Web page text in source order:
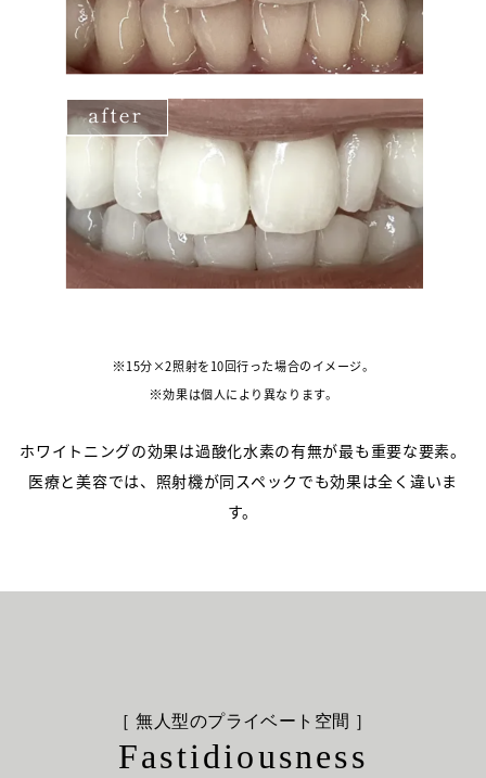
15分×2照射を10回行った場合のイメージ。
効果は個人により異なります。
ホワイトニングの効果は過酸化水素の有無が最も重要な要素。
医療と美容では、照射機が同スペックでも効果は全く違いま
す。
［ 無人型のプライベート空間 ］
Fastidiousness